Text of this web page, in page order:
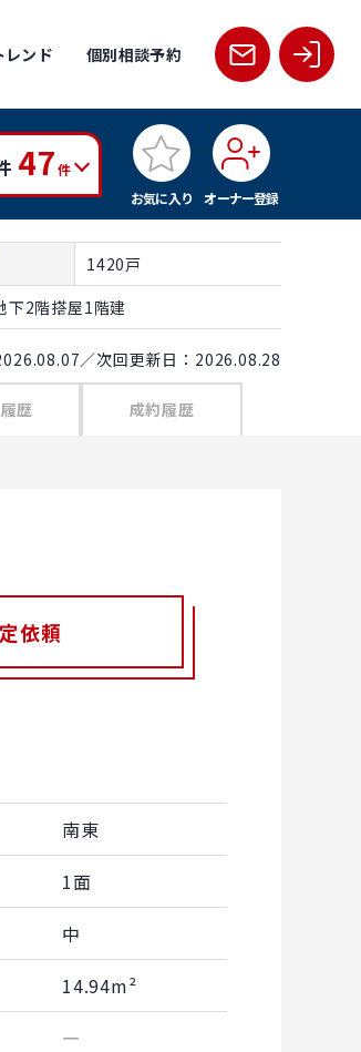
レンド 個別相談予約
47件
お気に入り
オーナー登録
1420戸
下2階搭屋1階建
／次回更新日：2026.08.28
歴 成約履歴
依頼
南東
1面
中
14.94m²
―